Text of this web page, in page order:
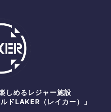
しめるレジャー施設
ドLAKER（レイカー）」